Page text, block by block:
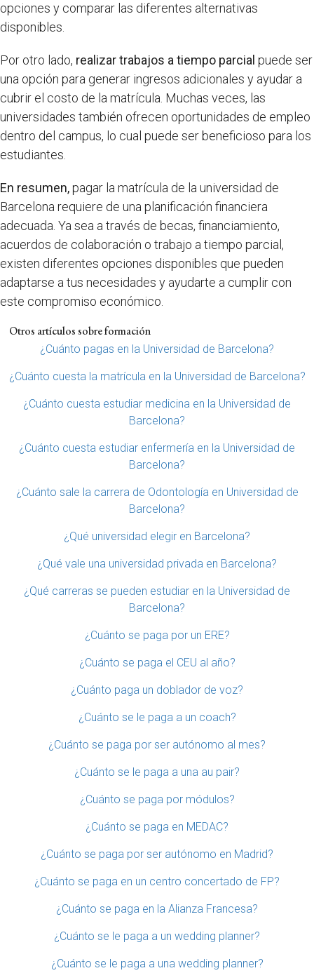
opciones y comparar las diferentes alternativas
disponibles.
Por otro lado, realizar trabajos a tiempo parcial puede ser
una opción para generar ingresos adicionales y ayudar a
cubrir el costo de la matrícula. Muchas veces, las
universidades también ofrecen oportunidades de empleo
dentro del campus, lo cual puede ser beneficioso para los
estudiantes.
En resumen,pagar la matrícula de la universidad de
Barcelona requiere de una planificación financiera
adecuada. Ya sea a través de becas, financiamiento,
acuerdos de colaboración o trabajo a tiempo parcial,
existen diferentes opciones disponibles que pueden
adaptarse a tus necesidades y ayudarte a cumplir con
este compromiso económico.
Otros artículos sobre formación
¿Cuánto pagas en la Universidad de Barcelona?
¿Cuánto cuesta la matrícula en la Universidad de Barcelona?
¿Cuánto cuesta estudiar medicina en la Universidad de
Barcelona?
¿Cuánto cuesta estudiar enfermería en la Universidad de
Barcelona?
¿Cuánto sale la carrera de Odontología en Universidad de
Barcelona?
¿Qué universidad elegir en Barcelona?
¿Qué vale una universidad privada en Barcelona?
¿Qué carreras se pueden estudiar en la Universidad de
Barcelona?
¿Cuánto se paga por un ERE?
¿Cuánto se paga el CEU al año?
¿Cuánto paga un doblador de voz?
¿Cuánto se le paga a un coach?
¿Cuánto se paga por ser autónomo al mes?
¿Cuánto se le paga a una au pair?
¿Cuánto se paga por módulos?
¿Cuánto se paga en MEDAC?
¿Cuánto se paga por ser autónomo en Madrid?
¿Cuánto se paga en un centro concertado de FP?
¿Cuánto se paga en la Alianza Francesa?
¿Cuánto se le paga a un wedding planner?
¿Cuánto se le paga a una wedding planner?